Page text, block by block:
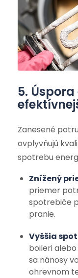
5.
Zanesené
ovplyvňujú
spotrebu
Znížený
priemer
spotrebiče
pranie.
Vyššia
boileri
sa nánosy
ohrevnom